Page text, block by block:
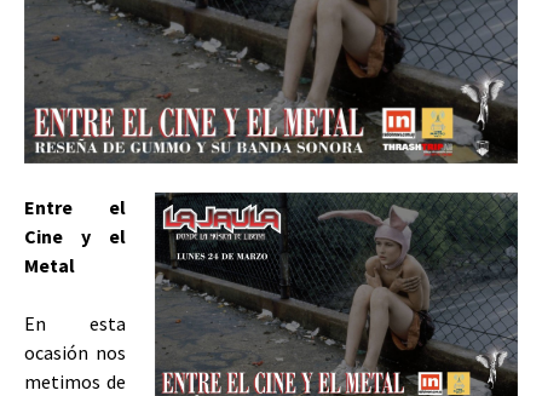
Entre el
Cine y el
Metal
En esta
ocasión nos
metimos de